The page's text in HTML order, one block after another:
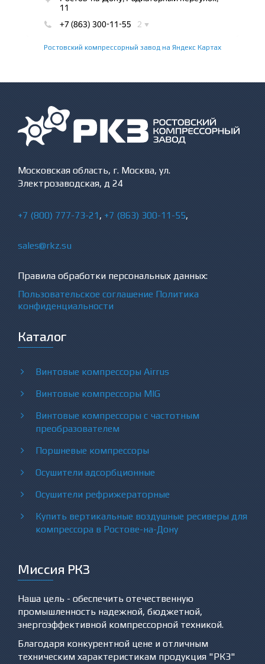
Ростовский компрессорный завод на Яндекс Картах
Московская область, г. Москва, ул.
Электрозаводская, д 24
+7 (800) 777-73-21, +7 (863) 300-11-55,
sales@rkz.su
Правила обработки персональных данных:
Пользовательское соглашение Политика
конфиденциальности
Каталог
Винтовые компрессоры Airrus
Винтовые компрессоры MIG
Винтовые компрессоры с частотным
преобразователем
Поршневые компрессоры
Осушители адсорбционные
Осушители рефрижераторные
Купить вертикальные воздушные ресиверы для
компрессора в Ростове-на-Дону
Миссия РКЗ
Наша цель - обеспечить отечественную
промышленность надежной, бюджетной,
энергоэффективной компрессорной техникой.
Благодаря конкурентной цене и отличным
техническим характеристикам продукция "РКЗ"